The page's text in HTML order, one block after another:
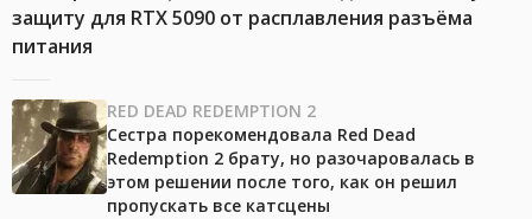
защиту для RTX 5090 от расплавления разъёма
питания
RED DEAD REDEMPTION 2
Сестра порекомендовала Red Dead
Redemption 2 брату, но разочаровалась в
этом решении после того, как он решил
пропускать все катсцены